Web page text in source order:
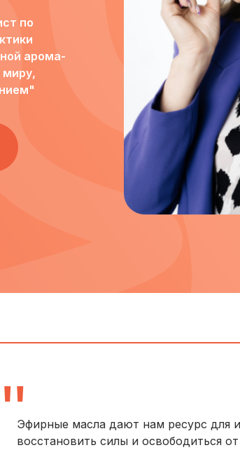
по
арома-
миру,
Эфирные масла дают нам ресурс для
восстановить силы и освободиться
"